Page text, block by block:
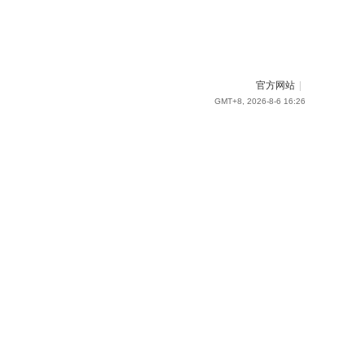
官方网站
GMT+8, 2026-8-6 16:26